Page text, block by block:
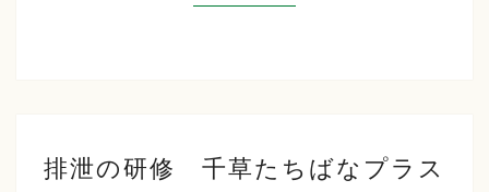
泄
排泄の研修 千草たちばなプラス